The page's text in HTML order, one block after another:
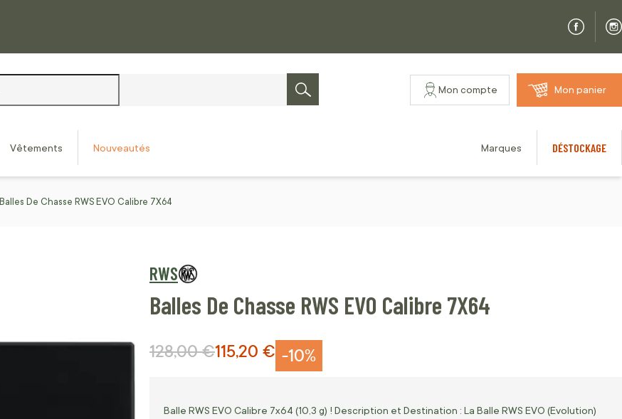
Rechercher
Mon compte Mon panier
Vêtements Nouveautés Marques DÉSTOCKAGE
Balles De Chasse RWS EVO Calibre 7X64
RWS
Balles De Chasse RWS EVO Calibre 7X64
-10%
Prix Spécial
115,20 €
Prix normal
128,00 €
Balle RWS EVO Calibre 7x64 (10,3 g) ! Description et Destination : La Balle RWS EVO (Evolution)